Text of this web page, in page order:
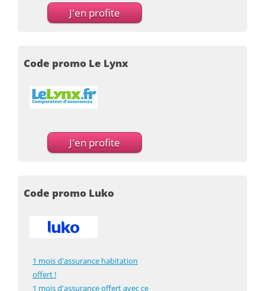
J'en profite
Code promo Le Lynx
J'en profite
Code promo Luko
1 mois d'assurance habitation
offert !
1 mois d'assurance offert avec ce